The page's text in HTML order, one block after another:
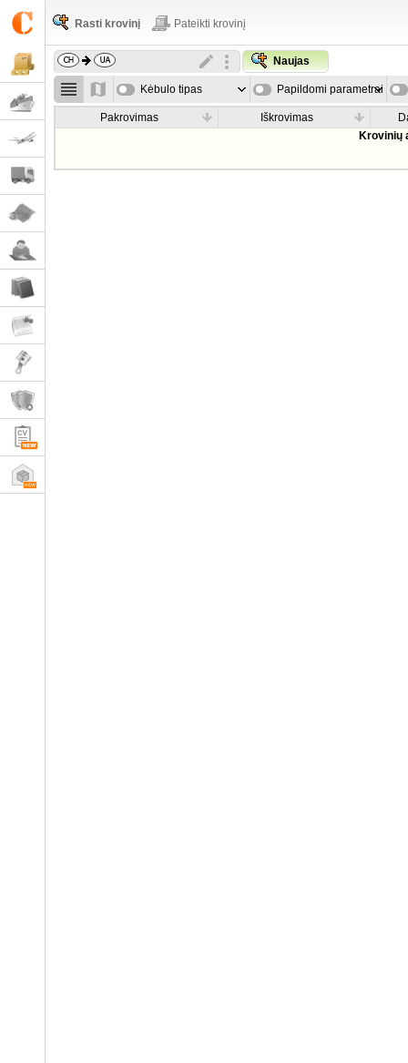
Rasti krovinį Pateikti krovinį
Naujas
Kėbulo tipas Papildomi parametrai
Pakrovimas Iškrovimas
Krovinių